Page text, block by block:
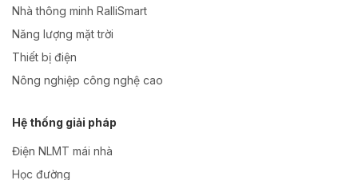
Nhà thông minh RalliSmart
Năng lượng mặt trời
Thiết bị điện
Nông nghiệp công nghệ cao
Hệ thống giải pháp
Điện NLMT mái nhà
Học đường